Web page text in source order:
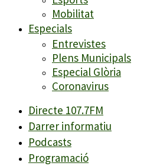
Mobilitat
Especials
Entrevistes
Plens Municipals
Especial Glòria
Coronavirus
Directe 107.7FM
Darrer informatiu
Podcasts
Programació